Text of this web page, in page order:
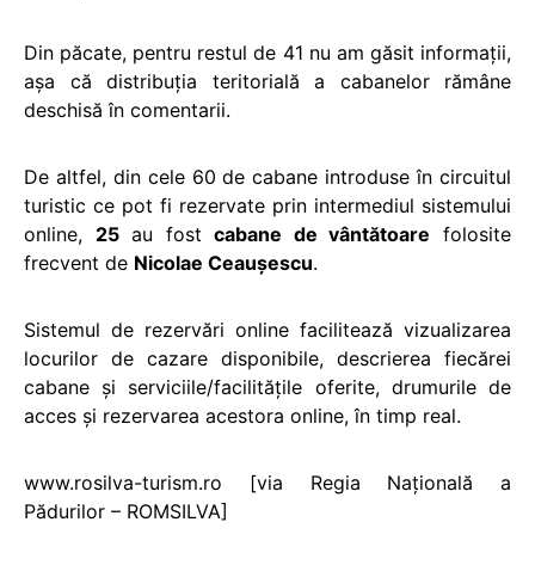
Din păcate, pentru restul de 41 nu am găsit informaţii,
aşa că distribuţia teritorială a cabanelor rămâne
deschisă în comentarii.
De altfel, din cele 60 de cabane introduse în circuitul
turistic ce pot fi rezervate prin intermediul sistemului
online, 25au fostcabane de vântătoare folosite
frecvent de Nicolae Ceauşescu.
Sistemul de rezervări online facilitează vizualizarea
locurilor de cazare disponibile, descrierea fiecărei
cabane şi serviciile/facilităţile oferite, drumurile de
acces şi rezervarea acestora online, în timp real.
www.rosilva-turism.ro [via Regia Naţională a
Pădurilor – ROMSILVA]